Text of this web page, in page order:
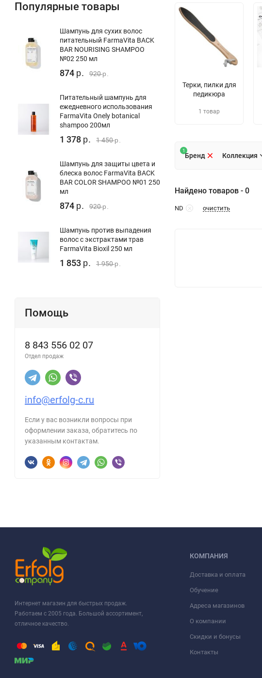
Популярные товары
Шампунь для сухих волос
питательный FarmaVita BACK
BAR NOURISING SHAMPOO
№02 250 мл
874 р. 920р.
Питательный шампунь для
ежедневного использования
FarmaVita Onely botanical
shampoo 200мл
1 378 р. 1 450р.
Шампунь для защиты цвета и
блеска волос FarmaVita BACK
BAR COLOR SHAMPOO №01 250
мл
874 р. 920р.
Шампунь против выпадения
волос с экстрактами трав
FarmaVita Bioxil 250 мл
1 853 р. 1 950р.
Помощь
8 843 556 02 07
Отдел продаж
info@erfolg-c.ru
Если у вас возникли вопросы при
оформлении заказа, обратитесь по
указанным контактам.
Терки, пилки для
педикюра
1 товар
Бренд
1
Коллекция
Найдено товаров - 0
ND очистить
Интернет магазин для быстрых продаж.
Работаем с 2005 года. Большой ассортимент,
отличное качество.
КОМПАНИЯ
Доставка и оплата
Обучение
Адреса магазинов
О компании
Скидки и бонусы
Контакты